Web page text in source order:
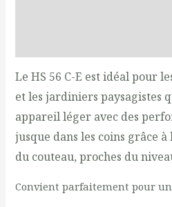
Le HS 56 C-E est idéal pour
et les jardiniers paysagistes
appareil léger avec des
jusque dans les coins grâce
du couteau, proches du
Convient parfaitement pour